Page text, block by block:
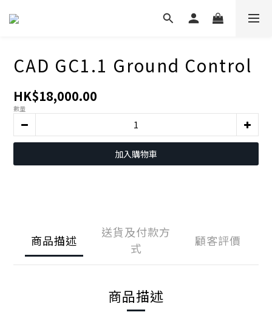
CAD GC1.1 Ground Control
HK$18,000.00
數量
加入購物車
商品描述
送貨及付款方
式
顧客評價
商品描述